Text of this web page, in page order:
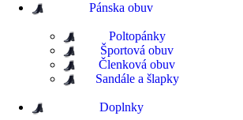
Pánska obuv
Poltopánky
Športová obuv
Členková obuv
Sandále a šlapky
Doplnky